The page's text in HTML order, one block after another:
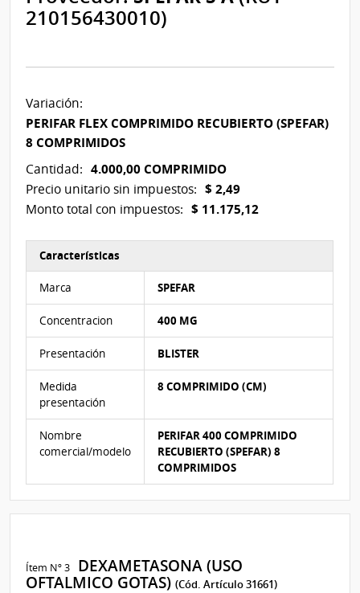
210156430010)
Variación:
PERIFAR FLEX COMPRIMIDO RECUBIERTO (SPEFAR)
8 COMPRIMIDOS
Cantidad: 4.000,00 COMPRIMIDO
Precio unitario sin impuestos: $ 2,49
Monto total con impuestos: $ 11.175,12
Características
Marca SPEFAR
Concentracion 400 MG
Presentación BLISTER
Medida
presentación
8 COMPRIMIDO (CM)
Nombre
comercial/modelo
PERIFAR 400 COMPRIMIDO
RECUBIERTO (SPEFAR) 8
COMPRIMIDOS
Ítem Nº 3
DEXAMETASONA (USO
OFTALMICO GOTAS)(Cód. Artículo 31661)